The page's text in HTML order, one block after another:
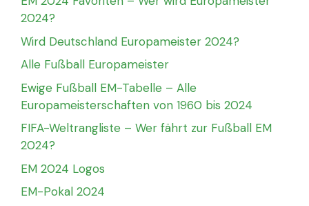
2024?
Wird Deutschland Europameister 2024?
Alle Fußball Europameister
Ewige Fußball EM-Tabelle – Alle
Europameisterschaften von 1960 bis 2024
FIFA-Weltrangliste – Wer fährt zur Fußball EM
2024?
EM 2024 Logos
EM-Pokal 2024